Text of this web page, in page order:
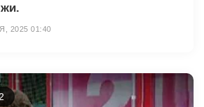
2025 01:40